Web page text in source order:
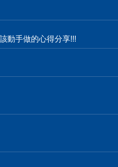
動手做的心得分享!!!